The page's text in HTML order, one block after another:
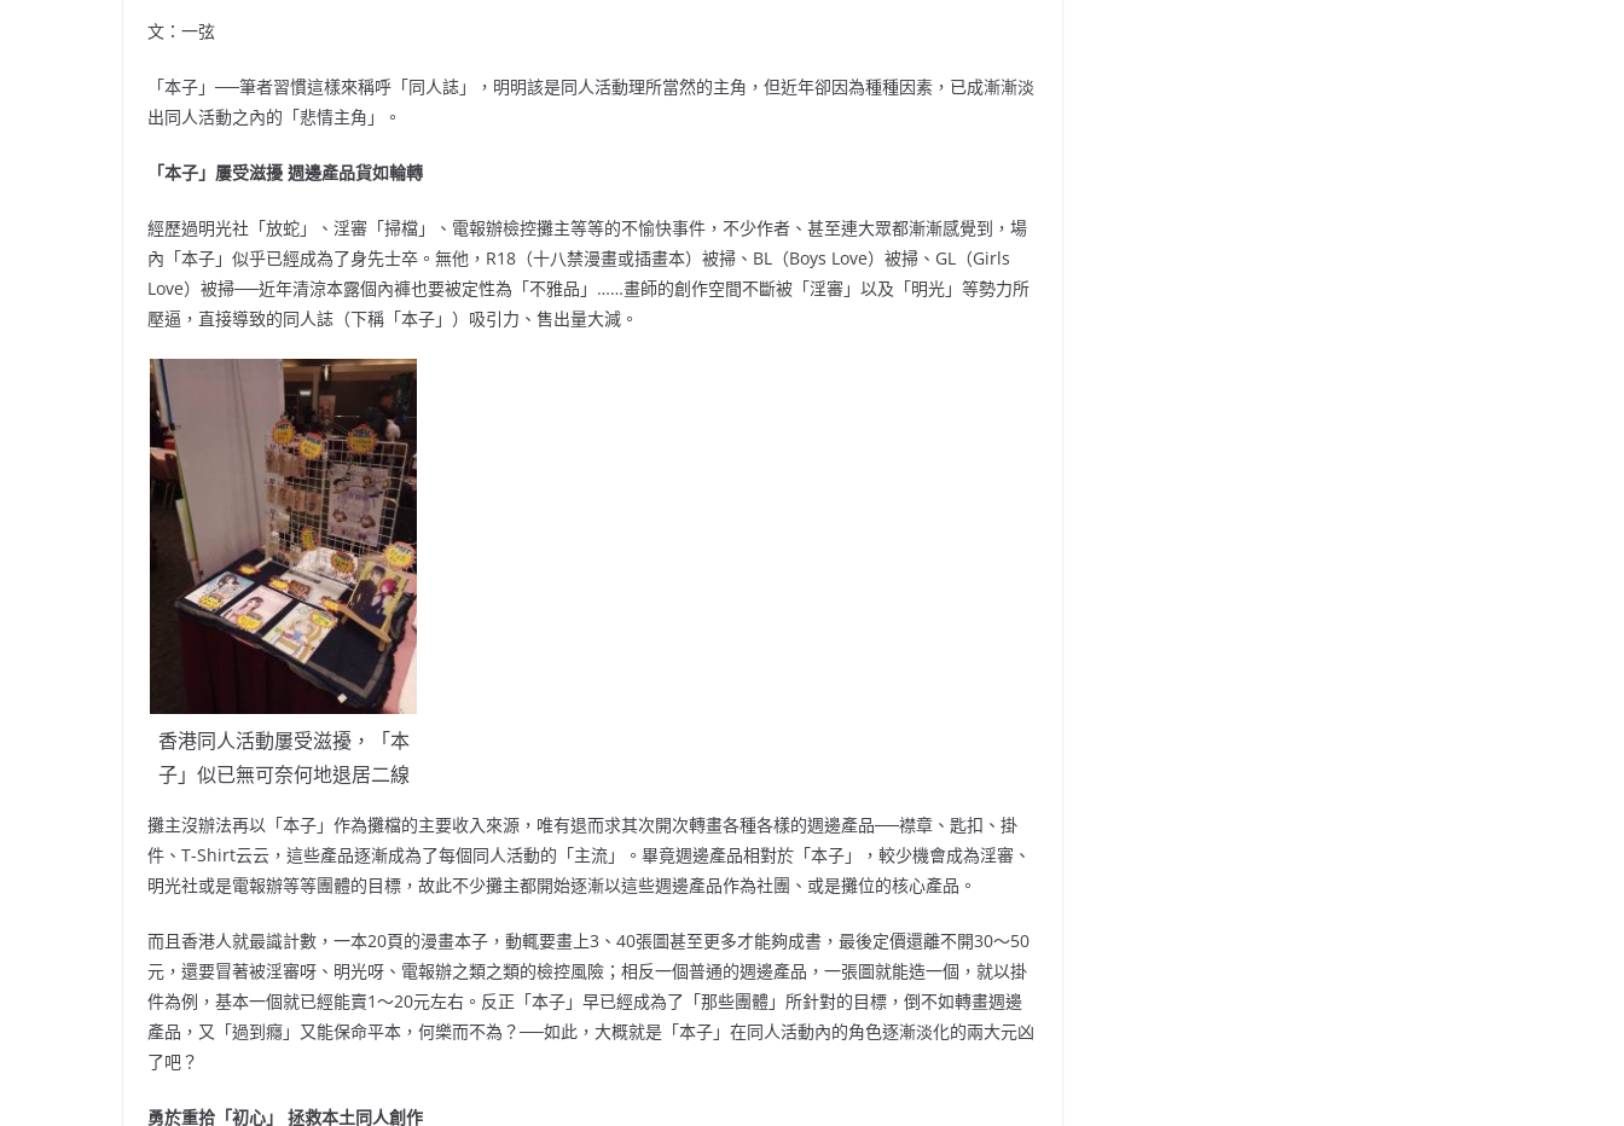
文：一弦
「本子」──筆者習慣這樣來稱呼「同人誌」，明明該是同人活動理所當然的主角，但近年卻因為種種因素，已成漸漸淡
出同人活動之內的「悲情主角」。
「本子」屢受滋擾 週邊產品貨如輪轉
經歷過明光社「放蛇」、淫審「掃檔」、電報辦檢控攤主等等的不愉快事件，不少作者、甚至連大眾都漸漸感覺到，場
內「本子」似乎已經成為了身先士卒。無他，R18（十八禁漫畫或插畫本）被掃、BL（Boys Love）被掃、GL（Girls
Love）被掃──近年清涼本露個內褲也要被定性為「不雅品」……畫師的創作空間不斷被「淫審」以及「明光」等勢力所
壓逼，直接導致的同人誌（下稱「本子」）吸引力、售出量大減。
香港同人活動屢受滋擾，「本
子」似已無可奈何地退居二線
攤主沒辦法再以「本子」作為攤檔的主要收入來源，唯有退而求其次開次轉畫各種各樣的週邊產品──襟章、匙扣、掛
件、T-Shirt云云，這些產品逐漸成為了每個同人活動的「主流」。畢竟週邊產品相對於「本子」，較少機會成為淫審、
明光社或是電報辦等等團體的目標，故此不少攤主都開始逐漸以這些週邊產品作為社團、或是攤位的核心產品。
而且香港人就最識計數，一本20頁的漫畫本子，動輒要畫上3、40張圖甚至更多才能夠成書，最後定價還離不開30～50
元，還要冒著被淫審呀、明光呀、電報辦之類之類的檢控風險；相反一個普通的週邊產品，一張圖就能造一個，就以掛
件為例，基本一個就已經能賣1～20元左右。反正「本子」早已經成為了「那些團體」所針對的目標，倒不如轉畫週邊
產品，又「過到癮」又能保命平本，何樂而不為？──如此，大概就是「本子」在同人活動內的角色逐漸淡化的兩大元凶
了吧？
勇於重拾「初心」 拯救本土同人創作